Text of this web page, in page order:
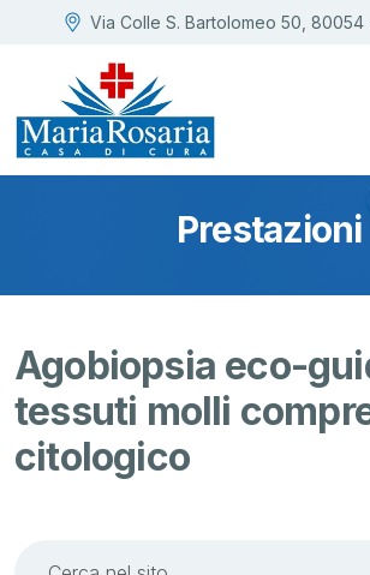
Via Colle S. Bartolomeo 50, 80054
Prestazioni
Agobiopsia eco-
tessuti molli
citologico